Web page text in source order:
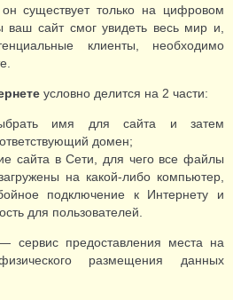
существует только на цифровом
ваш сайт смог увидеть весь мир и,
клиенты, необходимо
условно делится на 2 части:
имя для сайта и затем
домен;
сайта в Сети, для чего все файлы
на какой-либо компьютер,
подключение к Интернету и
для пользователей.
сервис предоставления места на
размещения данных